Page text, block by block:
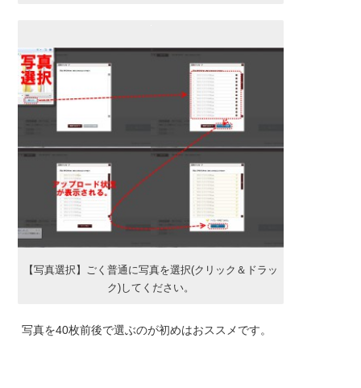
【写真選択】ごく普通に写真を選択(クリック＆ドラッ
ク)してください。
写真を40枚前後で選ぶのが初めはおススメです。